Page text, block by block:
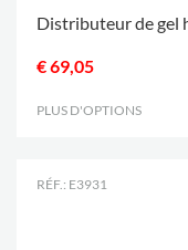
Distributeur de gel
€ 69,05
PLUS D'OPTIONS
RÉF.: E3931